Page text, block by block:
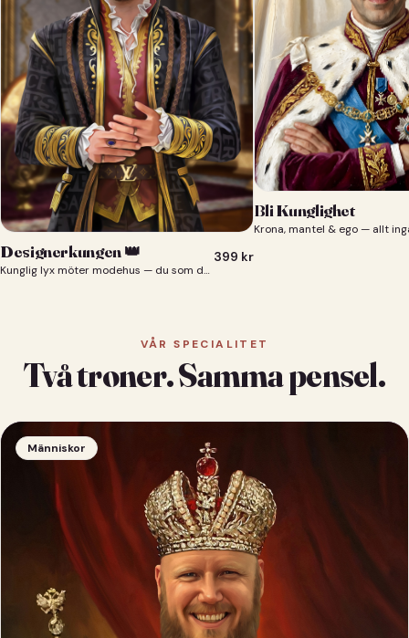
Designerkungen 👑
Kunglig lyx möter modehus — du som designerkung 👑
399 kr
Bli Kunglighet
Krona, mantel & ego — allt
VÅR SPECIALITET
Två troner. Samma pensel.
Människor